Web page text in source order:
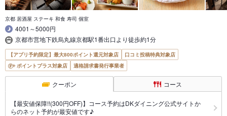
京都 居酒屋 ステーキ 和食 寿司 個室
4001～5000円
京都市営地下鉄烏丸線京都駅1番出口より徒歩約1分
【アプリ予約限定】最大800ポイント還元対象店
口コミ投稿特典対象店
ポイントプラス対象店
適格請求書発行事業者
クーポン コース
【最安値保障!!(300円OFF)】コース予約はDKダイニング公式サイトか
らのネット予約が最安値です♪